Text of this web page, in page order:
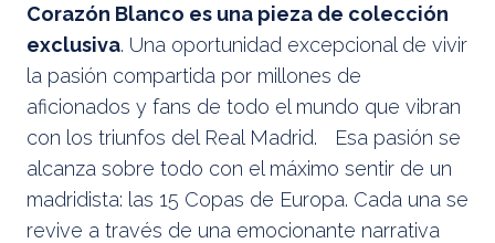
Corazón Blanco es una pieza de colección
exclusiva. Una oportunidad excepcional de vivir
la pasión compartida por millones de
aficionados y fans de todo el mundo que vibran
con los triunfos del Real Madrid. Esa pasión se
alcanza sobre todo con el máximo sentir de un
madridista: las 15 Copas de Europa. Cada una se
revive a través de una emocionante narrativa